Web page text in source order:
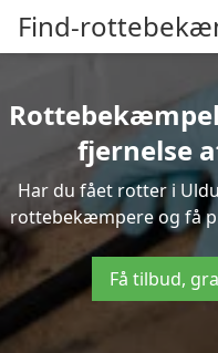
Find-
fjernelse
Har du fået rotter i
rottebekæmpere og få
Få tilbud,